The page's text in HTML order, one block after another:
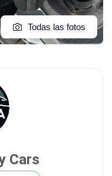
Todas las fotos
Cars